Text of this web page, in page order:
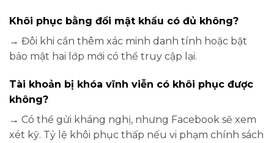
Khôi phục bằng đổi mật khẩu có đủ không?
→ Đôi khi cần thêm xác minh danh tính hoặc bật
bảo mật hai lớp mới có thể truy cập lại.
Tài khoản bị khóa vĩnh viễn có khôi phục được
không?
→ Có thể gửi kháng nghị, nhưng Facebook sẽ xem
xét kỹ. Tỷ lệ khôi phục thấp nếu vi phạm chính sách